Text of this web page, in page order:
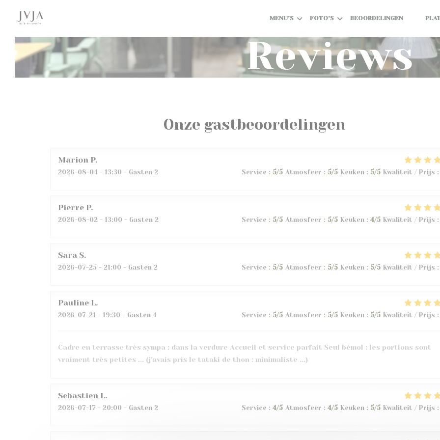
MENU'S FOTO'S BEOORDELINGEN
Reviews
Onze gastbeoordelingen
Marion P
2026-08-04 - 13:30 - Gasten 2 Service : 5/5 Atmosfeer : 5/5 Keuken: 5/5 Kwaliteit / Prijs :
Pierre P
2026-08-02 - 13:00 - Gasten 2 Service : 5/5 Atmosfeer : 5/5 Keuken: 4/5 Kwaliteit / Prijs :
Sara S
2026-07-25 - 21:00 - Gasten 2 Service : 5/5 Atmosfeer : 5/5 Keuken: 5/5 Kwaliteit / Prijs :
Pauline L
2026-07-21 - 19:30 - Gasten 4 Service : 5/5 Atmosfeer : 5/5 Keuken: 5/5 Kwaliteit / Prijs :
Cadre en terrasse très sympa : dans la verdure Accueil et service parfait Seul bémol : les portions sont
vraiment très petites ... (j'avais pris le tataki de thon : minimaliste ...)
Sebastien L
2026-07-17 - 20:00 - Gasten 2 Service : 4/5 Atmosfeer : 4/5 Keuken: 5/5 Kwaliteit / Prijs :